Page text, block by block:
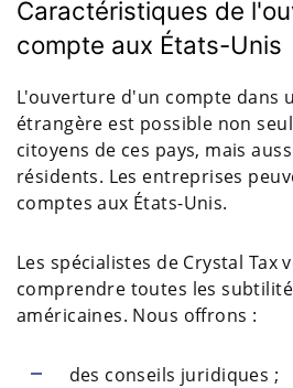
Caractéristiques de
compte aux États-Unis
L'ouverture d'un compte dans
étrangère est possible non
citoyens de ces pays, mais
résidents. Les entreprises
comptes aux États-Unis.
Les spécialistes de Crystal Tax
comprendre toutes les
américaines. Nous offrons :
des conseils juridiques ;